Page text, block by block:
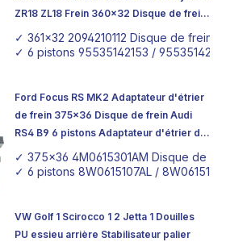
ZR18 ZL18 Frein 360x32 Disque de frein
Mercedes CLK
✓ 361x32 2094210112 Disque de frein
✓ 6 pistons 95535142153 /
Ford Focus RS MK2 Adaptateur d'étrier
de frein 375x36 Disque de frein Audi
RS4 B9 6 pistons Adaptateur d'étrier de
frein Brembo Tuning
✓ 375x36 4M0615301AM Disque de
✓ 6 pistons 8W0615107AL /
VW Golf 1 Scirocco 1 2 Jetta 1 Douilles
PU essieu arrière Stabilisateur palier